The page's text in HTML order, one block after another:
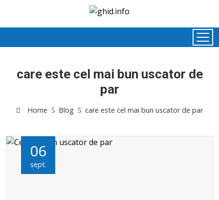
care este cel mai bun uscator de
par
Home Blog care este cel mai bun uscator de par
06
sept.